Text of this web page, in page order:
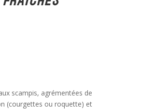
scampis, agrémentées de
(courgettes ou roquette) et